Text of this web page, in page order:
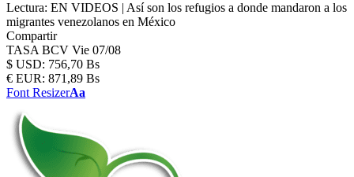
Lectura: EN VIDEOS | Así son los refugios a donde mandaron a los
migrantes venezolanos en México
Compartir
TASA BCV Vie 07/08
$ USD: 756,70 Bs
€ EUR: 871,89 Bs
Font ResizerAa